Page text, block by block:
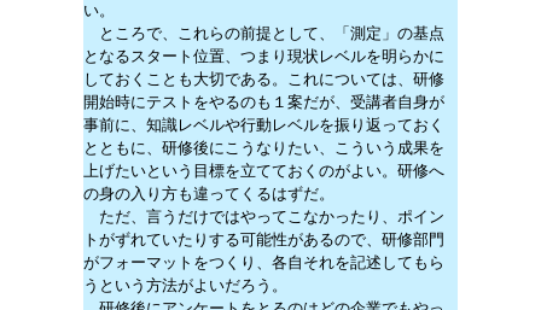
い。
ところで、これらの前提として、「測定」の基点
となるスタート位置、つまり現状レベルを明らかに
しておくことも大切である。これについては、研修
開始時にテストをやるのも１案だが、受講者自身が
事前に、知識レベルや行動レベルを振り返っておく
とともに、研修後にこうなりたい、こういう成果を
上げたいという目標を立てておくのがよい。研修へ
の身の入り方も違ってくるはずだ。
ただ、言うだけではやってこなかったり、ポイン
トがずれていたりする可能性があるので、研修部門
がフォーマットをつくり、各自それを記述してもら
うという方法がよいだろう。